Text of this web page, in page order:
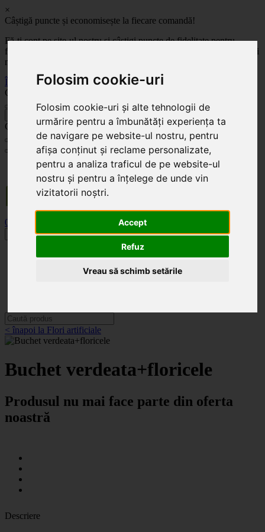
Folosim cookie-uri
Folosim cookie-uri și alte tehnologii de
urmărire pentru a îmbunătăți experiența ta
de navigare pe website-ul nostru, pentru
afișa conținut și reclame personalizate,
pentru a analiza traficul de pe website-ul
nostru și pentru a înțelege de unde vin
vizitatorii noștri.
Accept
Refuz
Vreau să schimb setările
×
Câștigă puncte și economisește la fiecare comandă!
Fă-ți cont pe site-ul nostru și câștigi puncte de fidelitate pentru
fiecare comandă! Cu cât comanzi mai mult, cu atât economisești mai
mult!
Înregistrează-te acum
Celoplast
Celoplast
Transportul este GRATUIT pentru comenzile mai mari de 350 Lei. Comanda minimă în
valoare de 100 Lei. Expediere în 1 - 2 zile lucrătoare.
0
Toggle navigation
Acasă
< înapoi la Flori artificiale
Buchet verdeata+floricele
Produsul nu mai face parte din oferta
noastră
Descriere